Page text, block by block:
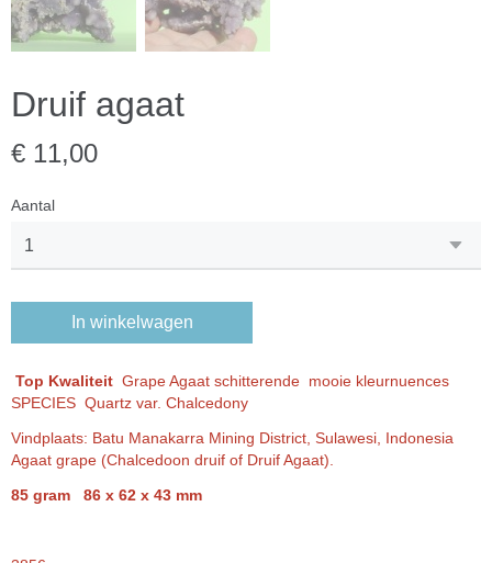
Druif agaat
€ 11,00
Aantal
In winkelwagen
Top Kwaliteit Grape Agaat schitterende mooie kleurnuences
SPECIES Quartz var. Chalcedony
Vindplaats: Batu Manakarra Mining District, Sulawesi, Indonesia
Agaat grape (Chalcedoon druif of Druif Agaat).
85 gram 86 x 62 x 43 mm